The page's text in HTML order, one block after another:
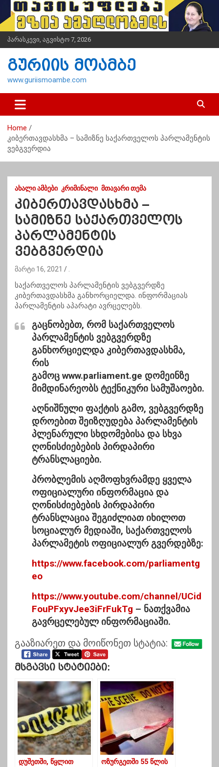
i
t
n
პარასკევი, აგვისტო 7, 2026
გურიის მოამბე
www.guriismoambe.com
Home
კიბერთავდასხმა – სამიზნე საქართველოს პარლამენტის
ვებგვერდია
ᲐᲮᲐᲚᲘ ᲐᲛᲑᲔᲑᲘ ᲙᲠᲘᲛᲘᲜᲐᲚᲘ ᲛᲗᲐᲕᲐᲠᲘ ᲗᲔᲛᲐ
კიბერთავდასხმა –
სამიზნე საქართველოს
პარლამენტის
ვებგვერდია
მარტი 16, 2021
საქართველოს პარლამენტის ვებგვერდზე
კიბერთავდასხმა განხორციელდა. ინფორმაციას
პარლამენტის აპარატი ავრცელებს.
გაცნობებთ, რომ საქართველოს
პარლამენტის ვებგვერდზე
განხორციელდა კიბერთავდასხმა,
რის
გამოც www.parliament.ge დომეინზე
მიმდინარეობს ტექნიკური სამუშაოები.
აღნიშნული ფაქტის გამო, ვებგვერდზე
დროებით შეიზღუდება პარლამენტის
პლენარული სხდომებისა და სხვა
ღონისძიებების პირდაპირი
ტრანსლაციები.
პრობლემის აღმოფხვრამდე ყველა
ოფიციალური ინფორმაცია და
ღონისძიებების პირდაპირი
ტრანსლაცია შეგიძლიათ იხილოთ
სოციალურ მედიაში, საქართველოს
პარლამეტის ოფიციალურ გვერდებზე:
https://www.facebook.com/parliamentg
eo
https://www.youtube.com/channel/UCid
FouPFxyvJee3iFrFukTg – ნათქვამია
გავრცელებულ ინფორმაციაში.
გააზიარეთ და მოიწონეთ სტატია:
Მსგავსი Სტატიები:
დუშეთში, წყლით
ოზურგეთში 55 წლის